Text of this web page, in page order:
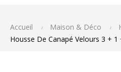
Accueil Maison & Déco
Housse De Canapé Velours 3 + 1